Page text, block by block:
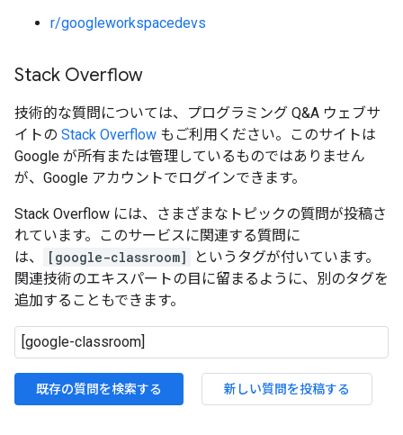
r/googleworkspacedevs
Stack Overflow
技術的な質問については、プログラミング Q&A ウェブサ
イトの Stack Overflow もご利用ください。このサイトは
Google が所有または管理しているものではありません
が、Google アカウントでログインできます。
Stack Overflow には、さまざまなトピックの質問が投稿さ
れています。このサービスに関連する質問に
は、
[google-classroom]
というタグが付いています。
関連技術のエキスパートの目に留まるように、別のタグを
追加することもできます。
既存の質問を検索する 新しい質問を投稿する